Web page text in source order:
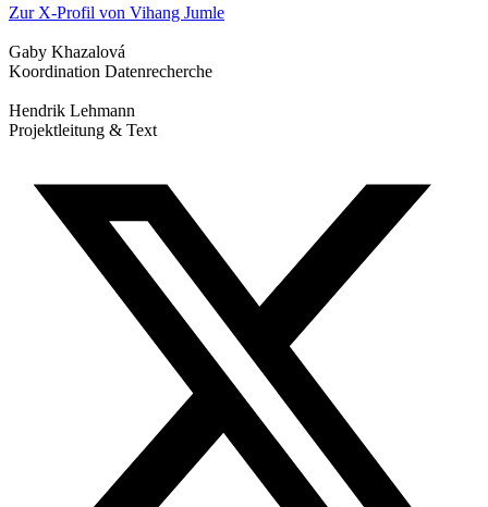
Zur X-Profil von Vihang Jumle
Gaby Khazalová
Koordination Datenrecherche
Hendrik Lehmann
Projektleitung & Text